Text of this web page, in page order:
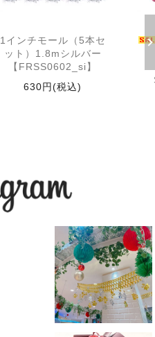
1インチモール（5本セ
ット）1.8mシルバー
【FRSS0602_si】
630円(税込)